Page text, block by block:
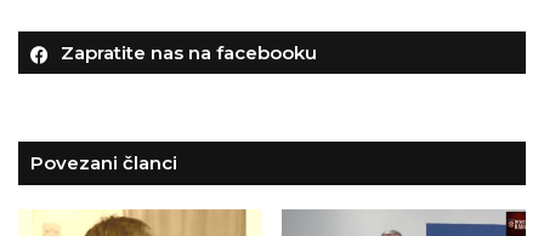
Zapratite nas na facebooku
Povezani članci